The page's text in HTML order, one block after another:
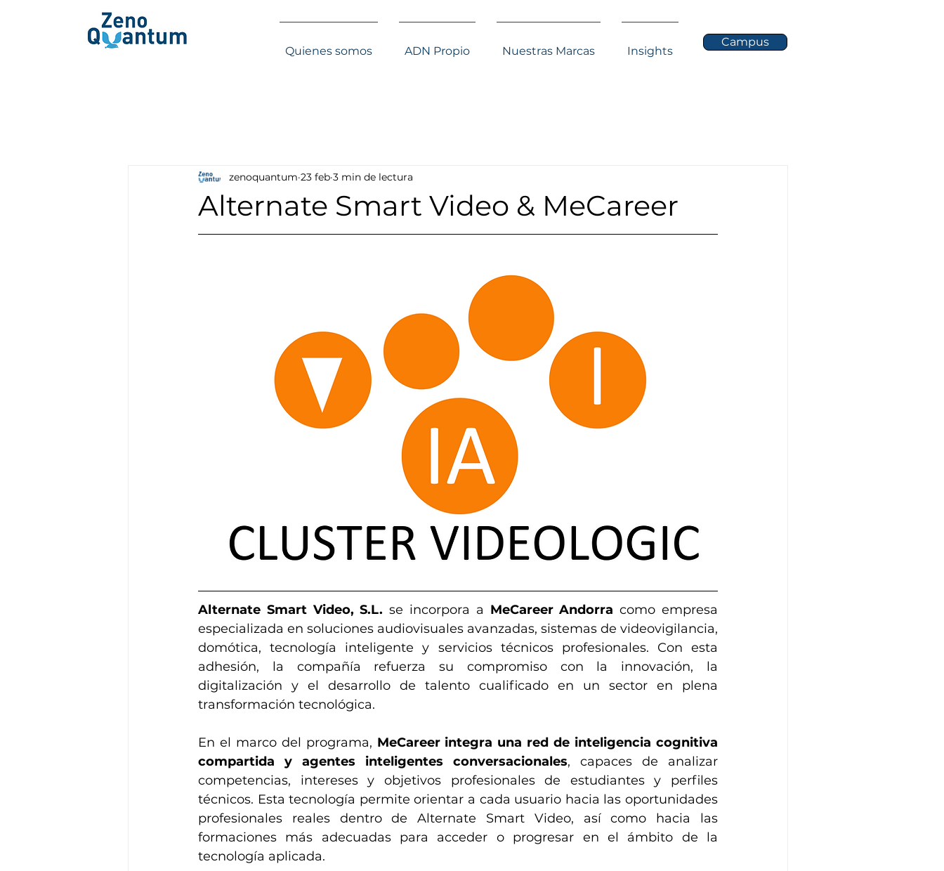
Quienes somos ADN Propio Nuestras Marcas Insights
Campus
Alternate Smart Video & MeCareer
zenoquantum 23 feb 3 min de lectura
Alternate Smart Video, S.L. se incorpora a MeCareer Andorra como empresa
especializada en soluciones audiovisuales avanzadas, sistemas de videovigilancia,
domótica, tecnología inteligente y servicios técnicos profesionales. Con esta
adhesión, la compañía refuerza su compromiso con la innovación, la
digitalización y el desarrollo de talento cualificado en un sector en plena
transformación tecnológica.
En el marco del programa, MeCareer integra una red de inteligencia cognitiva
compartida y agentes inteligentes conversacionales, capaces de analizar
competencias, intereses y objetivos profesionales de estudiantes y perfiles
técnicos. Esta tecnología permite orientar a cada usuario hacia las oportunidades
profesionales reales dentro de Alternate Smart Video, así como hacia las
formaciones más adecuadas para acceder o progresar en el ámbito de la
tecnología aplicada.